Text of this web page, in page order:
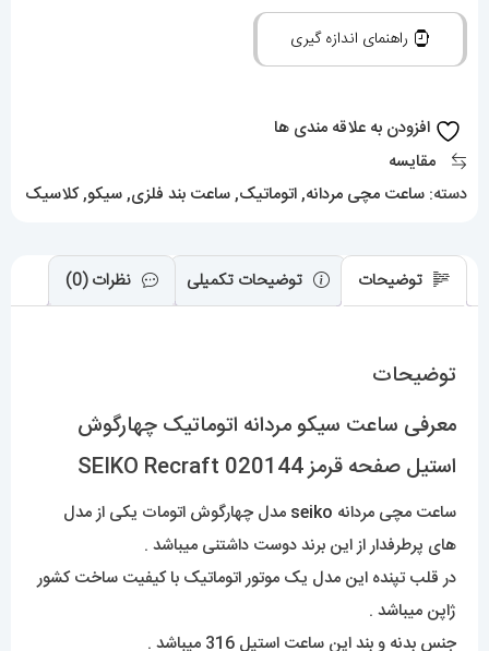
اتوماتیک
چهارگوش
قرمز
عدد
راهنمای اندازه گیری
افزودن به علاقه مندی ها
مقایسه
دسته: ساعت مچی مردانه,اتوماتیک,ساعت بند فلزی,سیکو,کلاسیک
توضیحات توضیحات تکمیلی نظرات (0)
توضیحات
معرفی ساعت سیکو مردانه اتوماتیک چهارگوش
استیل صفحه قرمز 020144 SEIKO Recraft
ساعت مچی مردانه seiko مدل چهارگوش اتومات یکی از مدل
های پرطرفدار از این برند دوست داشتنی میباشد .
در قلب تپنده این مدل یک موتور اتوماتیک با کیفیت ساخت کشور
ژاپن میباشد .
جنس بدنه و بند این ساعت استیل 316 میباشد .